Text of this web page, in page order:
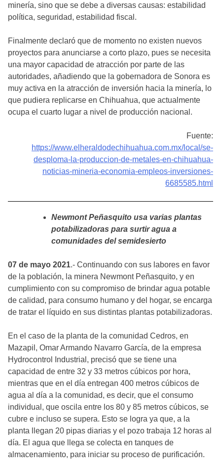
minería, sino que se debe a diversas causas: estabilidad
política, seguridad, estabilidad fiscal.
Finalmente declaró que de momento no existen nuevos
proyectos para anunciarse a corto plazo, pues se necesita
una mayor capacidad de atracción por parte de las
autoridades, añadiendo que la gobernadora de Sonora es
muy activa en la atracción de inversión hacia la minería, lo
que pudiera replicarse en Chihuahua, que actualmente
ocupa el cuarto lugar a nivel de producción nacional.
Fuente:
https://www.elheraldodechihuahua.com.mx/local/se-
desploma-la-produccion-de-metales-en-chihuahua-
noticias-mineria-economia-empleos-inversiones-
6685585.html
Newmont Peñasquito usa varias plantas
potabilizadoras para surtir agua a
comunidades del semidesierto
07 de mayo 2021.- Continuando con sus labores en favor
de la población, la minera Newmont Peñasquito, y en
cumplimiento con su compromiso de brindar agua potable
de calidad, para consumo humano y del hogar, se encarga
de tratar el líquido en sus distintas plantas potabilizadoras.
En el caso de la planta de la comunidad Cedros, en
Mazapil, Omar Armando Navarro García, de la empresa
Hydrocontrol Industrial, precisó que se tiene una
capacidad de entre 32 y 33 metros cúbicos por hora,
mientras que en el día entregan 400 metros cúbicos de
agua al día a la comunidad, es decir, que el consumo
individual, que oscila entre los 80 y 85 metros cúbicos, se
cubre e incluso se supera. Esto se logra ya que, a la
planta llegan 20 pipas diarias y el pozo trabaja 12 horas al
día. El agua que llega se colecta en tanques de
almacenamiento, para iniciar su proceso de purificación.